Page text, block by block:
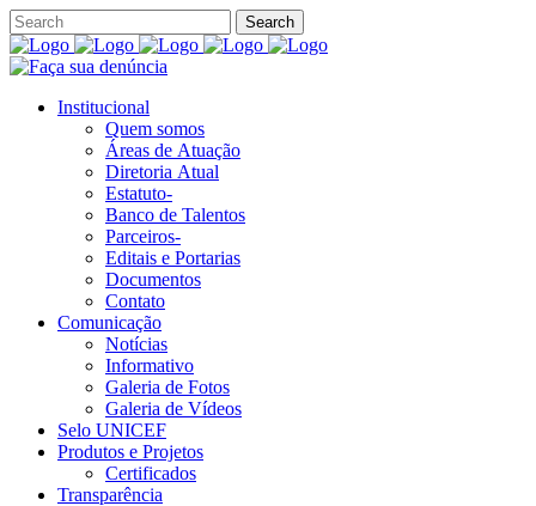
Institucional
Quem somos
Áreas de Atuação
Diretoria Atual
Estatuto-
Banco de Talentos
Parceiros-
Editais e Portarias
Documentos
Contato
Comunicação
Notícias
Informativo
Galeria de Fotos
Galeria de Vídeos
Selo UNICEF
Produtos e Projetos
Certificados
Transparência